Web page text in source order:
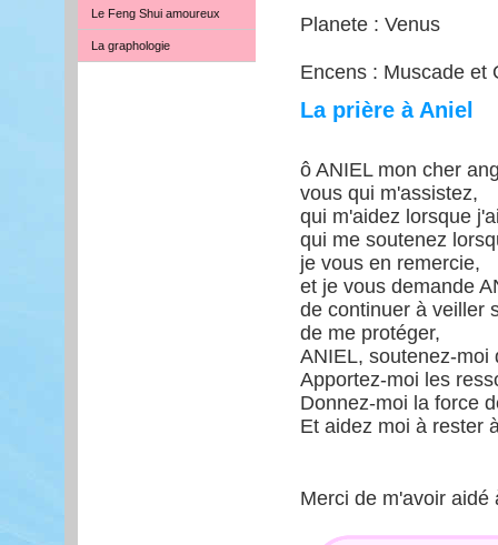
Le Feng Shui amoureux
La graphologie
Planete : Venus
Encens : Muscade et
La prière à Aniel
ô ANIEL mon cher
vous qui m'assistez,
qui m'aidez lorsque
qui me soutenez
je vous en remercie,
et je vous demande
de continuer à veiller
de me protéger,
ANIEL, soutenez-moi
Apportez-moi les
Donnez-moi la force
Et aidez moi à rester
Merci de m'avoir